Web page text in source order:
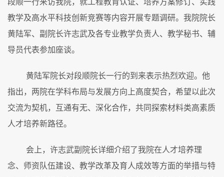
段顺一行来访我院，就工程教育认证、培养方案修订、实践
教学及高水平科技创新竞赛等内容开展专题调研。我院院长
黄陆军、副院长许志武及各专业教学负责人、教学秘书、辅
导员代表参加座谈。
黄陆军 院长对段顺 院长一行的到来表示热烈欢迎。他
指出，两院在学科布局与发展方向上高度契合，希望以此次
交流为契机，互通有无、深化合作，共同探索材料类高素质
人才培养新路径。
会上，许志武副院长详细介绍了我院在人才培养理
念、师资 队伍建设、教学改革及育人成效等方面的举措与特